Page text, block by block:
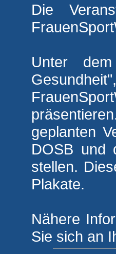
Die
Unter
geplanten
DOSB und
stellen.
Plakate.
Nähere
Sie sich an